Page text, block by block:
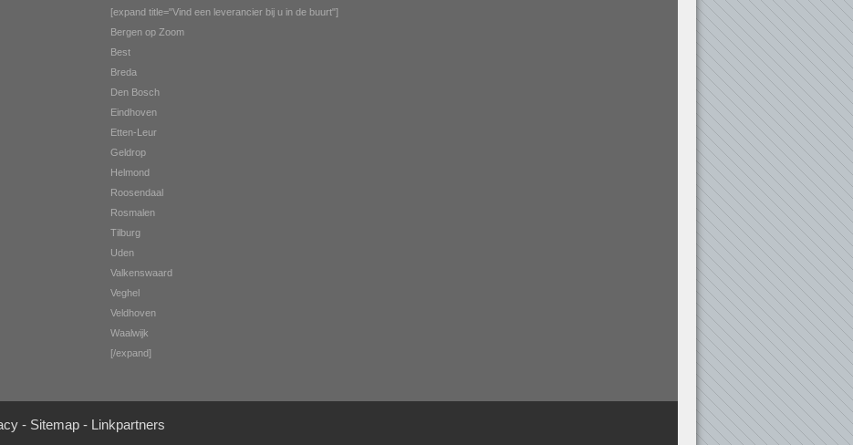
[expand title="Vind een leverancier bij u in de buurt"]
Bergen op Zoom
Best
Breda
Den Bosch
Eindhoven
Etten-Leur
Geldrop
Helmond
Roosendaal
Rosmalen
Tilburg
Uden
Valkenswaard
Veghel
Veldhoven
Waalwijk
[/expand]
- Sitemap - Linkpartners